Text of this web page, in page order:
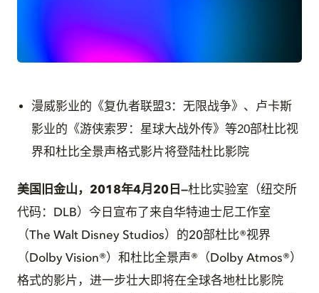
漫威影业的《复仇者联盟3：无限战争》、卢卡斯
影业的《游侠索罗：星球大战外传》等20部杜比视
界和杜比全景声格式影片将登陆杜比影院
美国旧金山，2018年4月20日 —杜比实验室（纽交所
代码：DLB）今日宣布了来自华特迪士尼工作室
（The Walt Disney Studios）的20部杜比®视界
（Dolby Vision®）和杜比全景声®（Dolby Atmos®）
格式的影片，进一步壮大即将在全球各地杜比影院